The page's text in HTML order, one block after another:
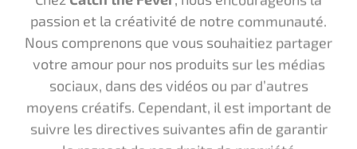
suivre les directives suivantes afin de garantir
le respect de nos droits de propriété
intellectuelle :
Utilisations autorisées
Partage sur les médias sociaux : Vous pouvez partager
des images ou des vidéos de votre utilisation